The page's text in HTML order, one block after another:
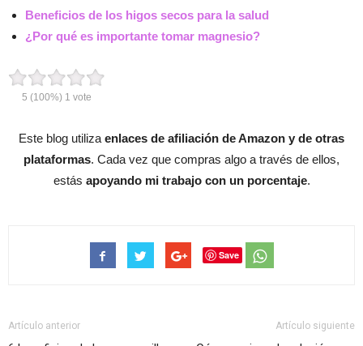
Beneficios de los higos secos para la salud
¿Por qué es importante tomar magnesio?
5 (100%) 1 vote
Este blog utiliza enlaces de afiliación de Amazon y de otras
plataformas. Cada vez que compras algo a través de ellos,
estás apoyando mi trabajo con un porcentaje.
Save
Artículo anterior Artículo siguiente